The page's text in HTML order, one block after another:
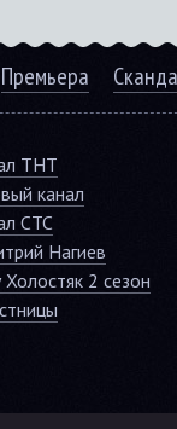
Премьера
ТНТ
канал
СТС
Нагиев
2 сезон